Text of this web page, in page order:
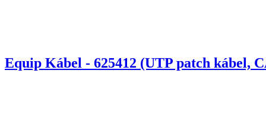
Equip Kábel - 625412 (UTP patch kábel,